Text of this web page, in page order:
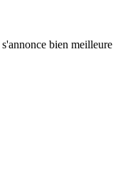
bien meilleure